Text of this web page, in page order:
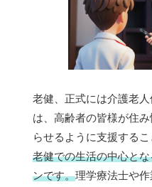
老健、正式には介護老
は、高齢者の皆様が住
らせるように支援する
老健での生活の中心と
ンです。理学療法士や作